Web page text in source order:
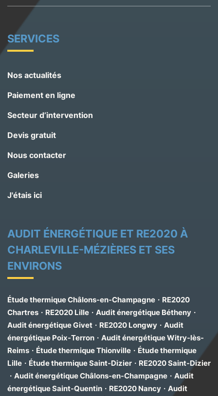
SERVICES
Nos actualités
Paiement en ligne
Secteur d’intervention
Devis gratuit
Nous contacter
Galeries
J'étais ici
AUDIT ÉNERGÉTIQUE ET RE2020 À
CHARLEVILLE-MÉZIÈRES ET SES
ENVIRONS
Étude thermique Châlons-en-Champagne · RE2020
Chartres · RE2020 Lille · Audit énergétique Bétheny ·
Audit énergétique Givet · RE2020 Longwy · Audit
énergétique Poix-Terron · Audit énergétique Witry-lès-
Reims · Étude thermique Thionville · Étude thermique
Lille · Étude thermique Saint-Dizier · RE2020 Saint-Dizier
· Audit énergétique Châlons-en-Champagne · Audit
énergétique Saint-Quentin · RE2020 Nancy · Audit